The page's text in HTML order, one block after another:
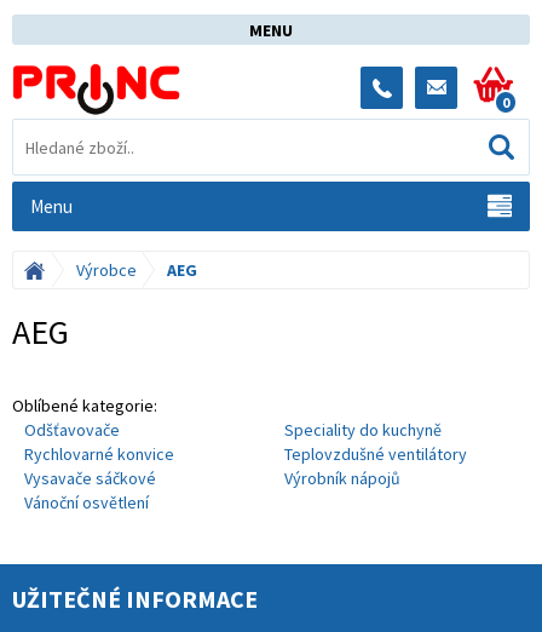
MENU
0
Menu
Výrobce AEG
AEG
Oblíbené kategorie:
Odšťavovače
Speciality do kuchyně
Rychlovarné konvice
Teplovzdušné ventilátory
Vysavače sáčkové
Výrobník nápojů
Vánoční osvětlení
UŽITEČNÉ INFORMACE